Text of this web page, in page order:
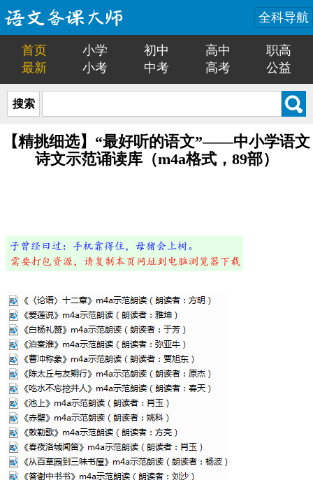
全科导航
首页 小学 初中 高中
职高
最新
小考 中考 高考 公益
搜索
【精挑细选】“最好听的语文”——中小学语文
诗文示范诵读库（m4a格式，89部）